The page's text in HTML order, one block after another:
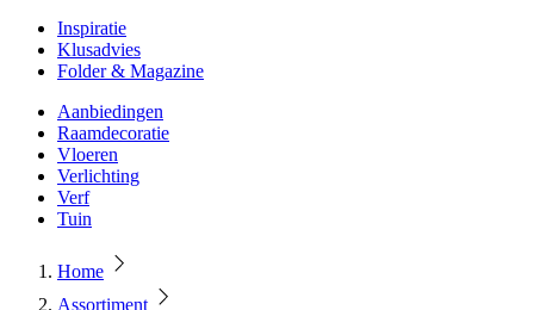
Inspiratie
Klusadvies
Folder & Magazine
Aanbiedingen
Raamdecoratie
Vloeren
Verlichting
Verf
Tuin
Home
Assortiment